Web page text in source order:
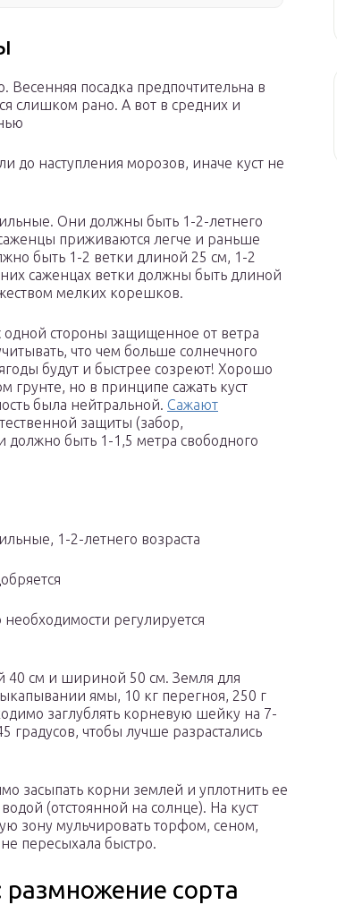
посадка предпочтительна в
слишком рано. А вот в средних и
до наступления морозов, иначе куст не
Они должны быть 1-2-летнего
приживаются легче и раньше
быть 1-2 ветки длиной 25 см, 1-2
саженцах ветки должны быть длиной
мелких корешков.
стороны защищенное от ветра
что чем больше солнечного
будут и быстрее созреют! Хорошо
грунте, но в принципе сажать куст
была нейтральной. Сажают
защиты (забор,
должно быть 1-1,5 метра свободного
1-2-летнего возраста
регулируется
40 см и шириной 50 см. Земля для
ямы, 10 кг перегноя, 250 г
заглублять корневую шейку на 7-
градусов, чтобы лучше разрастались
засыпать корни землей и уплотнить ее
(отстоянной на солнце). На куст
зону мульчировать торфом, сеном,
пересыхала быстро.
сорта